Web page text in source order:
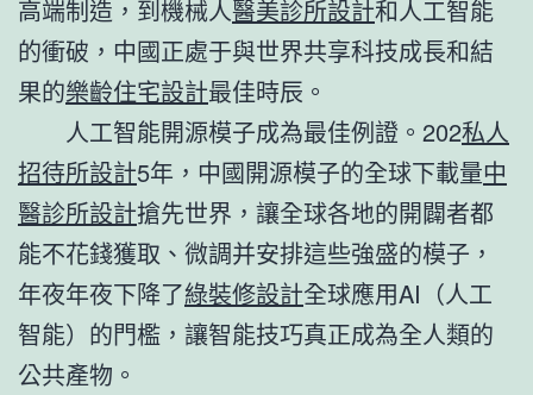
高端制造，到機械人醫美診所設計和人工智能
的衝破，中國正處于與世界共享科技成長和結
果的樂齡住宅設計最佳時辰。
人工智能開源模子成為最佳例證。202私人
招待所設計5年，中國開源模子的全球下載量中
醫診所設計搶先世界，讓全球各地的開闢者都
能不花錢獲取、微調并安排這些強盛的模子，
年夜年夜下降了綠裝修設計全球應用AI（人工
智能）的門檻，讓智能技巧真正成為全人類的
公共產物。